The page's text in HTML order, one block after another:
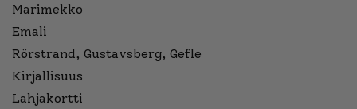
Marimekko
Emali
Rörstrand, Gustavsberg, Gefle
Kirjallisuus
Lahjakortti